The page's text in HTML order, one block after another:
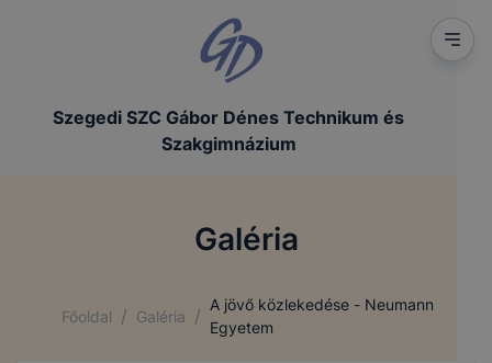
Szegedi SZC Gábor Dénes Technikum és
Szakgimnázium
Galéria
Főoldal / Galéria /
A jövő közlekedése - Neumann
Egyetem